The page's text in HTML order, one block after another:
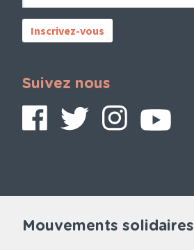
Suivez nous
Mouvements solidaires